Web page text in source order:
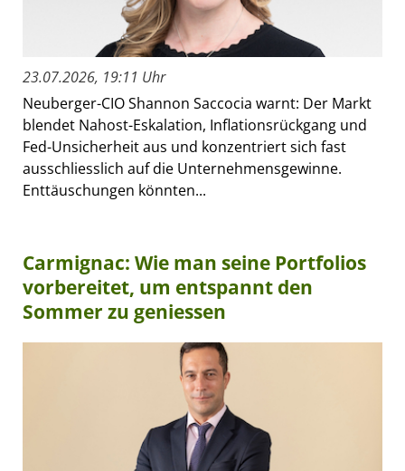
23.07.2026, 19:11 Uhr
Neuberger-CIO Shannon Saccocia warnt: Der Markt
blendet Nahost-Eskalation, Inflationsrückgang und
Fed-Unsicherheit aus und konzentriert sich fast
ausschliesslich auf die Unternehmensgewinne.
Enttäuschungen könnten...
Carmignac: Wie man seine Portfolios
vorbereitet, um entspannt den
Sommer zu geniessen